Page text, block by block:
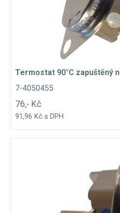
Termostat 90°C zapuštěný
7-4050455
76,- Kč
91,96 Kč s DPH